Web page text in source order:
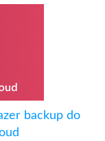
backup do